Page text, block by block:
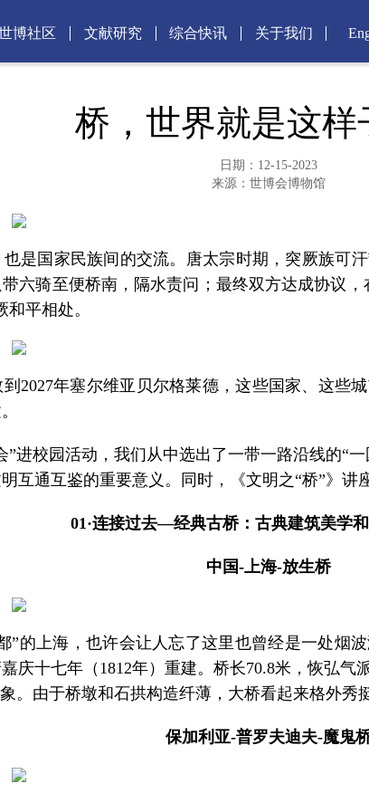
博社区 文献研究 综合快讯 关于我们
桥，世界就是这样
日期：12-15-2023
来源：世博会博物馆
国家民族间的交流。唐太宗时期，突厥族可汗
六骑至便桥南，隔水责问；最终双方达成协议
平相处。
年塞尔维亚贝尔格莱德，这些国家、这些
校园活动，我们从中选出了一带一路沿线的“一
互通互鉴的重要意义。同时，《文明之“桥”》讲
01·连接过去—经典古桥：古典建筑美学
中国-上海-放生桥
上海，也许会让人忘了这里也曾经是一处烟
庆十七年（1812年）重建。桥长70.8米，恢弘
。由于桥墩和石拱构造纤薄，大桥看起来格外秀
保加利亚-普罗夫迪夫-魔鬼